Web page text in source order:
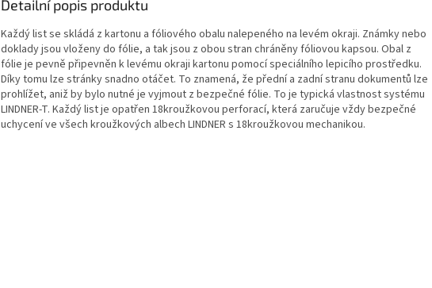
Detailní popis produktu
Každý list se skládá z kartonu a fóliového obalu nalepeného na levém okraji. Známky nebo
doklady jsou vloženy do fólie, a tak jsou z obou stran chráněny fóliovou kapsou. Obal z
fólie je pevně připevněn k levému okraji kartonu pomocí speciálního lepicího prostředku.
Díky tomu lze stránky snadno otáčet. To znamená, že přední a zadní stranu dokumentů lze
prohlížet, aniž by bylo nutné je vyjmout z bezpečné fólie. To je typická vlastnost systému
LINDNER-T. Každý list je opatřen 18kroužkovou perforací, která zaručuje vždy bezpečné
uchycení ve všech kroužkových albech LINDNER s 18kroužkovou mechanikou.